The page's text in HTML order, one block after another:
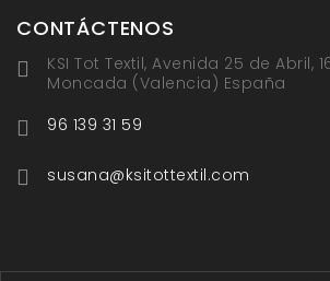
CONTÁCTENOS
KSI Tot Textil, Avenida 25 de Abril,
Moncada (Valencia) España
96 139 31 59
susana@ksitottextil.com